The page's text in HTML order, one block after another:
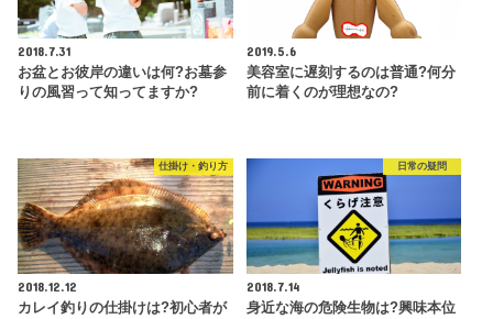
2018.7.31
お盆とお彼岸の違いは何?お墓参
りの風習って知ってますか?
2019.5.6
美容室に遅刻するのは普通?何分
前に着くのが理想なの?
仕掛け・釣り方
2018.12.12
カレイ釣りの仕掛けは?初心者が
日常の疑問
2018.7.14
身近な海の危険生物は?興味本位